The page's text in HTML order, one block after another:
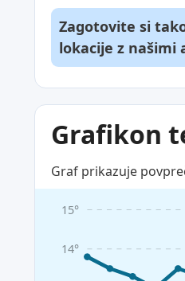
Zagotovite si
lokacije z našimi
Grafikon
Graf prikazuje
14°
15°